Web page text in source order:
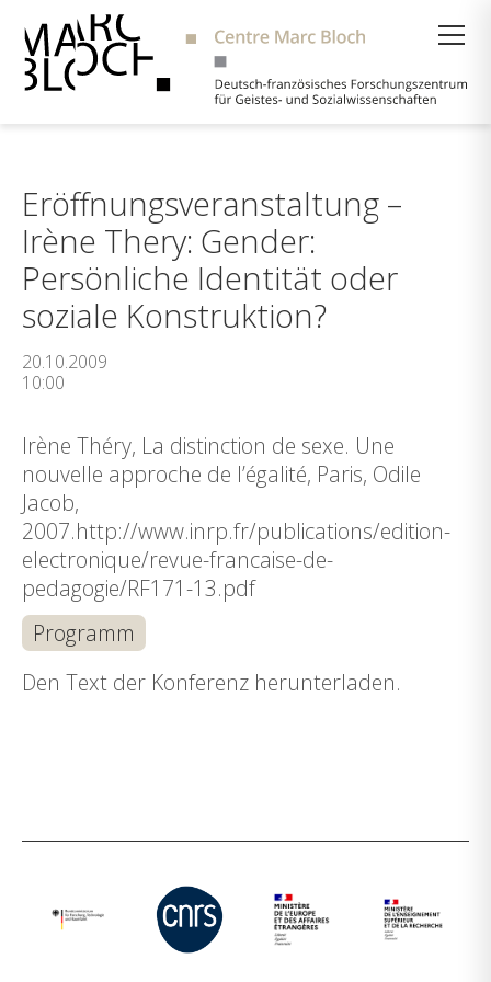
Eröffnungsveranstaltung –
Irène Thery: Gender:
Persönliche Identität oder
soziale Konstruktion?
20.10.2009
10:00
Irène Théry, La distinction de sexe. Une
nouvelle approche de l’égalité, Paris, Odile
Jacob,
2007.http://www.inrp.fr/publications/edition-
electronique/revue-francaise-de-
pedagogie/RF171-13.pdf
Programm
Den Text der Konferenz herunterladen.